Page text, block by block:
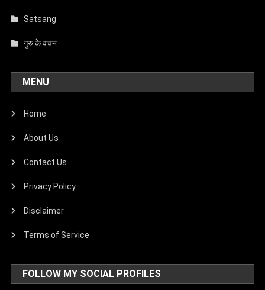
Satsang
गुरु के वचन
MENU
Home
About Us
Contact Us
Privacy Policy
Disclaimer
Terms of Service
FOLLOW MY SOCIAL PROFILES